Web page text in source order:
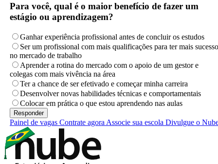
Para você, qual é o maior benefício de fazer um
estágio ou aprendizagem?
Ganhar experiência profissional antes de concluir os estudos
Ser um profissional com mais qualificações para ter mais sucesso
no mercado de trabalho
Aprender a rotina do mercado com o apoio de um gestor e
colegas com mais vivência na área
Ter a chance de ser efetivado e começar minha carreira
Desenvolver novas habilidades técnicas e comportamentais
Colocar em prática o que estou aprendendo nas aulas
Painel de vagas Contrate agora Associe sua escola Divulgue o